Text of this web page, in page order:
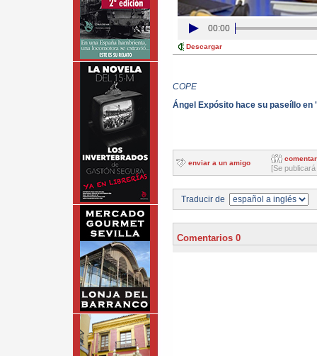
00:00
Descargar
COPE
Ángel Expósito hace su paseíllo en
enviar a un amigo
comentar
[Se
Traducir de
Comentarios 0